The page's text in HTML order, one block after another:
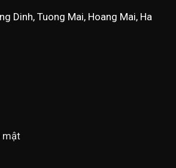
Dinh, Tuong Mai, Hoang Mai, Ha
mật